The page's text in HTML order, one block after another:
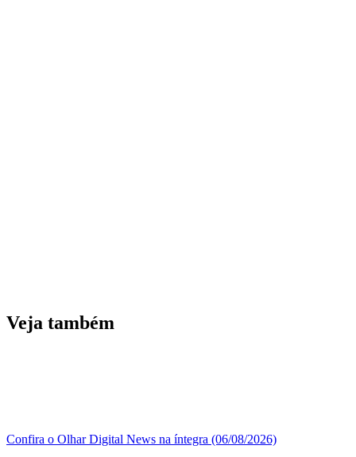
Veja também
Confira o Olhar Digital News na íntegra (06/08/2026)